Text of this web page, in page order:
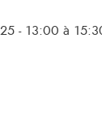
- 13:00 à